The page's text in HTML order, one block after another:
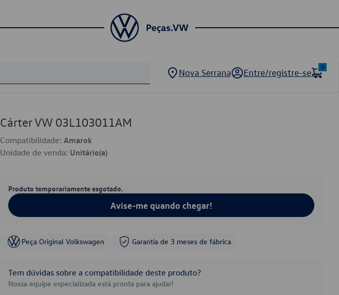
Nova Serrana Entre/registre-se
0
Cárter VW 03L103011AM
Compatibilidade: Amarok
Unidade de venda: Unitário(a)
Produto temporariamente esgotado.
Avise-me quando chegar!
Peça Original Volkswagen Garantia de 3 meses de fábrica
Tem dúvidas sobre a compatibilidade deste produto?
Nossa equipe especializada está pronta para ajudar!